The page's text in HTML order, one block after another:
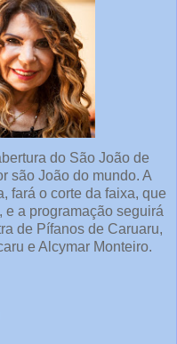
do São João de
são João do mundo. A
fará o corte da faixa, que
a programação seguirá
de Pífanos de Caruaru,
e Alcymar Monteiro.